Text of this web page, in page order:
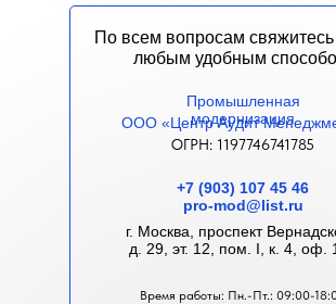
По всем вопросам
любым удобным
Время работы: Пн.-Пт.: 09:00-
Промышленная
модернизация
ООО «Центр Аудит
ОГРН: 1197746741785
+7 (903) 107 45 46
pro-mod@list.ru
г. Москва, проспект
д. 29, эт. 12, пом. I, к. 4, оф.